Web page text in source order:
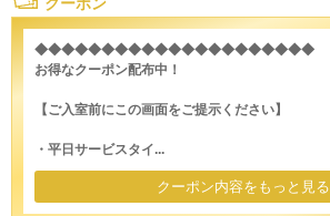
◆◆◆◆◆◆◆◆◆◆◆◆◆◆◆◆◆◆◆◆◆
お得なクーポン配布中！
【ご入室前にこの画面をご提示ください】
・平日サービスタイ...
クーポン内容をもっと見る